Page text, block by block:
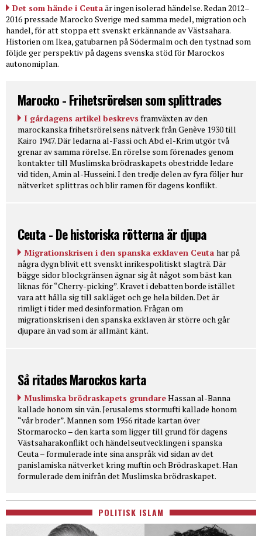
Det som hände i Ceutaär ingen isolerad händelse. Redan 2012–
2016 pressade Marocko Sverige med samma medel, migration och
handel, för att stoppa ett svenskt erkännande av Västsahara.
Historien om Ikea, gatubarnen på Södermalm och den tystnad som
följde ger perspektiv på dagens svenska stöd för Marockos
autonomiplan.
Marocko - Frihetsrörelsen som splittrades
I gårdagens artikel beskrevs framväxten av den
marockanska frihetsrörelsens nätverk från Genève 1930 till
Kairo 1947. Där ledarna al-Fassi och Abd el-Krim utgör två
grenar av samma rörelse. En rörelse som förenades genom
kontakter till Muslimska brödraskapets obestridde ledare
vid tiden, Amin al-Husseini. I den tredje delen av fyra följer hur
nätverket splittras och blir ramen för dagens konflikt.
Ceuta - De historiska rötterna är djupa
Migrationskrisen i den spanska exklaven Ceuta har på
några dygn blivit ett svenskt inrikespolitiskt slagträ. Där
bägge sidor blockgränsen ägnar sig åt något som bäst kan
liknas för “Cherry-picking”. Kravet i debatten borde istället
vara att hålla sig till sakläget och ge hela bilden. Det är
rimligt i tider med desinformation. Frågan om
migrationskrisen i den spanska exklaven är större och går
djupare än vad som är allmänt känt.
Så ritades Marockos karta
Muslimska brödraskapets grundareHassan al-Banna
kallade honom sin vän. Jerusalems stormufti kallade honom
“vår broder”. Mannen som 1956 ritade kartan över
Stormarocko – den karta som ligger till grund för dagens
Västsaharakonflikt och händelseutvecklingen i spanska
Ceuta – formulerade inte sina anspråk vid sidan av det
panislamiska nätverket kring muftin och Brödraskapet. Han
formulerade dem inifrån det Muslimska brödraskapet.
POLITISK ISLAM